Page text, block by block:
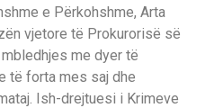
e Përkohshme, Arta
vjetore të Prokurorisë së
me dyer të
të forta mes saj dhe
Ish-drejtuesi i Krimeve